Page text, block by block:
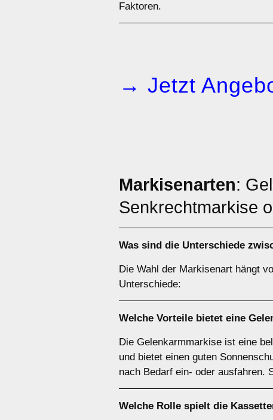
Faktoren.
→ Jetzt
Markisenarten:
Senkrechtmarkise
Was sind die Unterschiede
Die Wahl der Markisenart hängt
Unterschiede:
Welche Vorteile bietet eine
Die Gelenkarmmarkise ist eine
und bietet einen guten
nach Bedarf ein- oder ausfahren.
Welche Rolle spielt die